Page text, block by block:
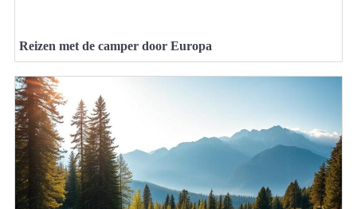
Reizen met de camper door Europa